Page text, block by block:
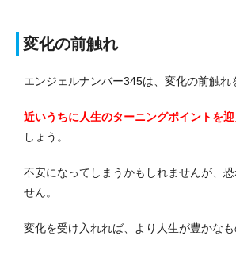
変化の前触れ
エンジェルナンバー345は、変化の前触れ
近いうちに人生のターニングポイントを迎
しょう。
不安になってしまうかもしれませんが、
せん。
変化を受け入れれば、より人生が豊かなも